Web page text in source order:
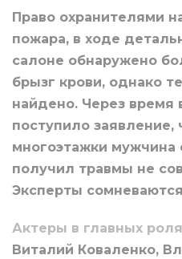
Право охранителями
пожара, в ходе
салоне обнаружено
брызг крови, однако
найдено. Через время
поступило
многоэтажки
получил травмы не
Эксперты
Актеры в главных
Виталий Коваленко,